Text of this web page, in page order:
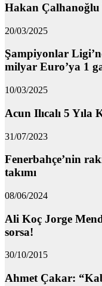
Hakan Çalhanoğlu
20/03/2025
Şampiyonlar
milyar Euro’ya 1
10/03/2025
Acun Ilıcalı 5 Yıla
31/07/2023
Fenerbahçe’nin
takımı
08/06/2024
Ali Koç Jorge
sorsa!
30/10/2015
Ahmet Çakar: